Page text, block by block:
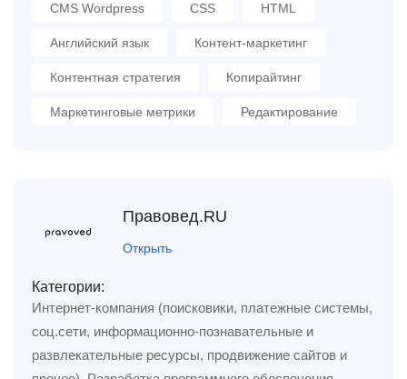
CMS Wordpress CSS HTML
Английский язык Контент-маркетинг
Контентная стратегия Копирайтинг
Маркетинговые метрики Редактирование
Правовед.RU
Открыть
Категории:
Интернет-компания (поисковики, платежные системы,
соц.сети, информационно-познавательные и
развлекательные ресурсы, продвижение сайтов и